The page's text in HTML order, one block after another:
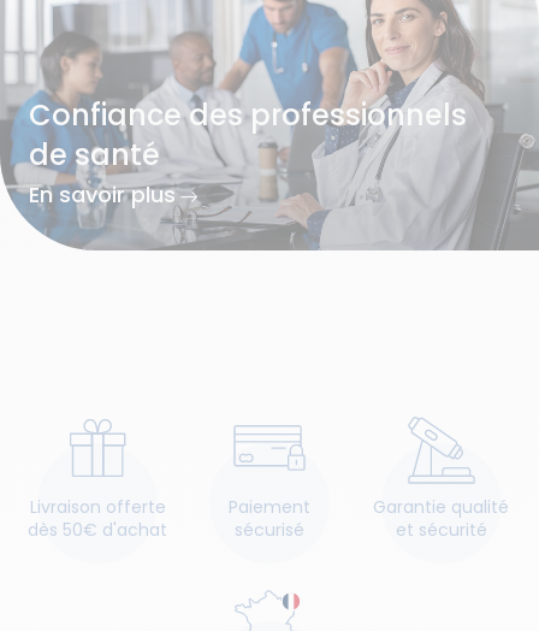
Confiance des professionnels
de santé
En savoir plus
Livraison offerte
dès 50€ d'achat
Paiement
sécurisé
Garantie qualité
et sécurité